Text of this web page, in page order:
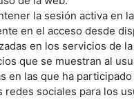
la sesión activa en
en el acceso desde
en los servicios de
que se muestran al
en las que ha
redes sociales para los